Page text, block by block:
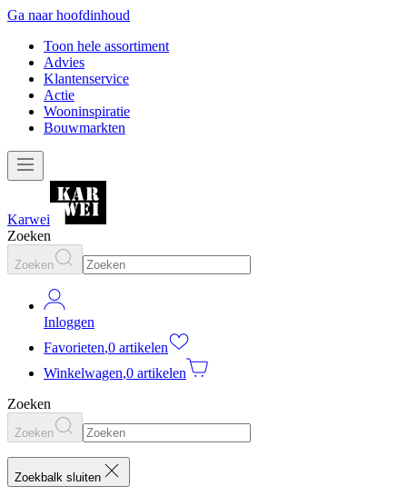
Ga naar hoofdinhoud
Toon hele assortiment
Advies
Klantenservice
Actie
Wooninspiratie
Bouwmarkten
Karwei
Zoeken
Zoeken
Inloggen
Favorieten,0 artikelen
Winkelwagen,0 artikelen
Zoeken
Zoeken
Zoekbalk sluiten